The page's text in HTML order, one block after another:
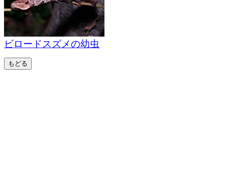
ビロードスズメの幼虫